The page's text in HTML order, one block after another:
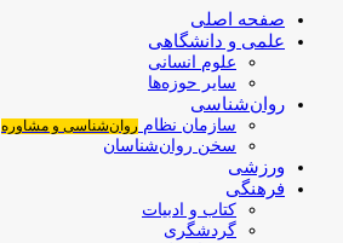
صفحه اصلی
علمی و دانشگاهی
علوم انسانی
سایر حوزه‌ها
روان‌شناسی
سازمان نظام روان‌شناسی و مشاوره
سخن روان‌شناسان
ورزشی
فرهنگی
کتاب و ادبیات
گردشگری